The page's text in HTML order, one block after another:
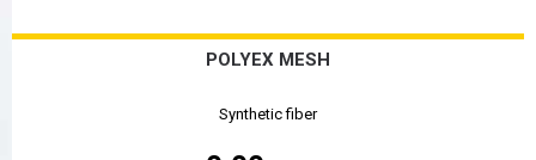
POLYEX MESH
Synthetic fiber